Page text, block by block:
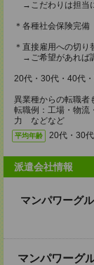
→こだわりは担当
＊各種社会保険完備
＊直接雇用への切り
→ご希望があれば
20代・30代・40代
異業種からの転職者
転職例：工場・物流
力 などなど
平均年齢 20代・30
派遣会社情報
マンパワーグ
マンパワーグ